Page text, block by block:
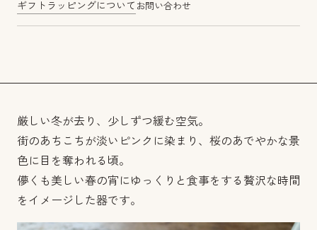
ギフトラッピングについて お問い合わせ
厳しい冬が去り、少しずつ緩む空気。
街のあちこちが淡いピンクに染まり、桜のあでやかな景
色に目を奪われる頃。
儚くも美しい春の宵にゆっくりと食事をする贅沢な時間
をイメージした器です。